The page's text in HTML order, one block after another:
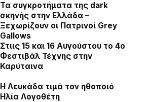
Τα συγκροτήματα της dark
σκηνής στην Ελλάδα –
Ξεχωρίζουν οι Πατρινοί Grey
Gallows
Στιις 15 και 16 Αυγούστου το 4ο
Φεστιβάλ Τέχνης στην
Καρύταινα
Η Λευκάδα τιμά τον ηθοποιό
Ηλία Λογοθέτη